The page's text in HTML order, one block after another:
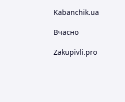
Kabanchik.ua
Вчасно
Zakupivli.pro